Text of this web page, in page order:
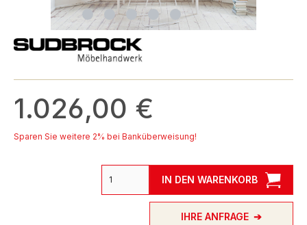
1.026,00 €
Sparen Sie weitere 2% bei Banküberweisung!
IN DEN WARENKORB
IHRE ANFRAGE